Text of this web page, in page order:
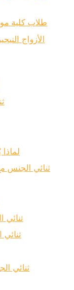
طلاب كلية
الأزواج
ثنائي الجنس
ثنائي